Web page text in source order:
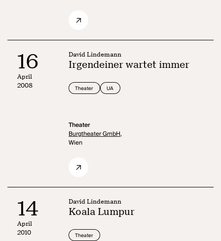
16
April
2008
David Lindemann
Irgendeiner wartet immer
Theater UA
Theater
Burgtheater GmbH,
Wien
14
April
2010
David Lindemann
Koala Lumpur
Theater